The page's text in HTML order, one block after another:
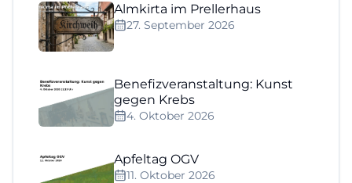
Almkirta im Prellerhaus
27. September 2026
Benefizveranstaltung: Kunst
gegen Krebs
4. Oktober 2026
Apfeltag OGV
11. Oktober 2026